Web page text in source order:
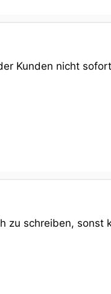
Kunden nicht
zu schreiben,